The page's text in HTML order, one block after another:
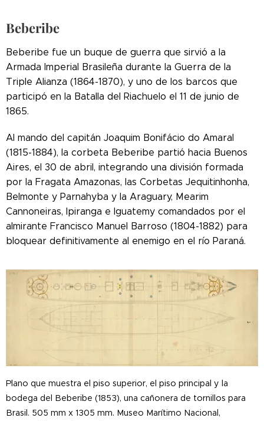
Beberibe
Beberibe fue un buque de guerra que sirvió a la
Armada Imperial Brasileña durante la Guerra de la
Triple Alianza (1864-1870), y uno de los barcos que
participó en la Batalla del Riachuelo el 11 de junio de
1865.
Al mando del capitán Joaquim Bonifácio do Amaral
(1815-1884), la corbeta Beberibe partió hacia Buenos
Aires, el 30 de abril, integrando una división formada
por la Fragata Amazonas, las Corbetas Jequitinhonha,
Belmonte y Parnahyba y la Araguary, Mearim
Cannoneiras, Ipiranga e Iguatemy comandados por el
almirante Francisco Manuel Barroso (1804-1882) para
bloquear definitivamente al enemigo en el río Paraná.
Plano que muestra el piso superior, el piso principal y la
bodega del Beberibe (1853), una cañonera de tornillos para
Brasil. 505 mm x 1305 mm. Museo Marítimo Nacional,